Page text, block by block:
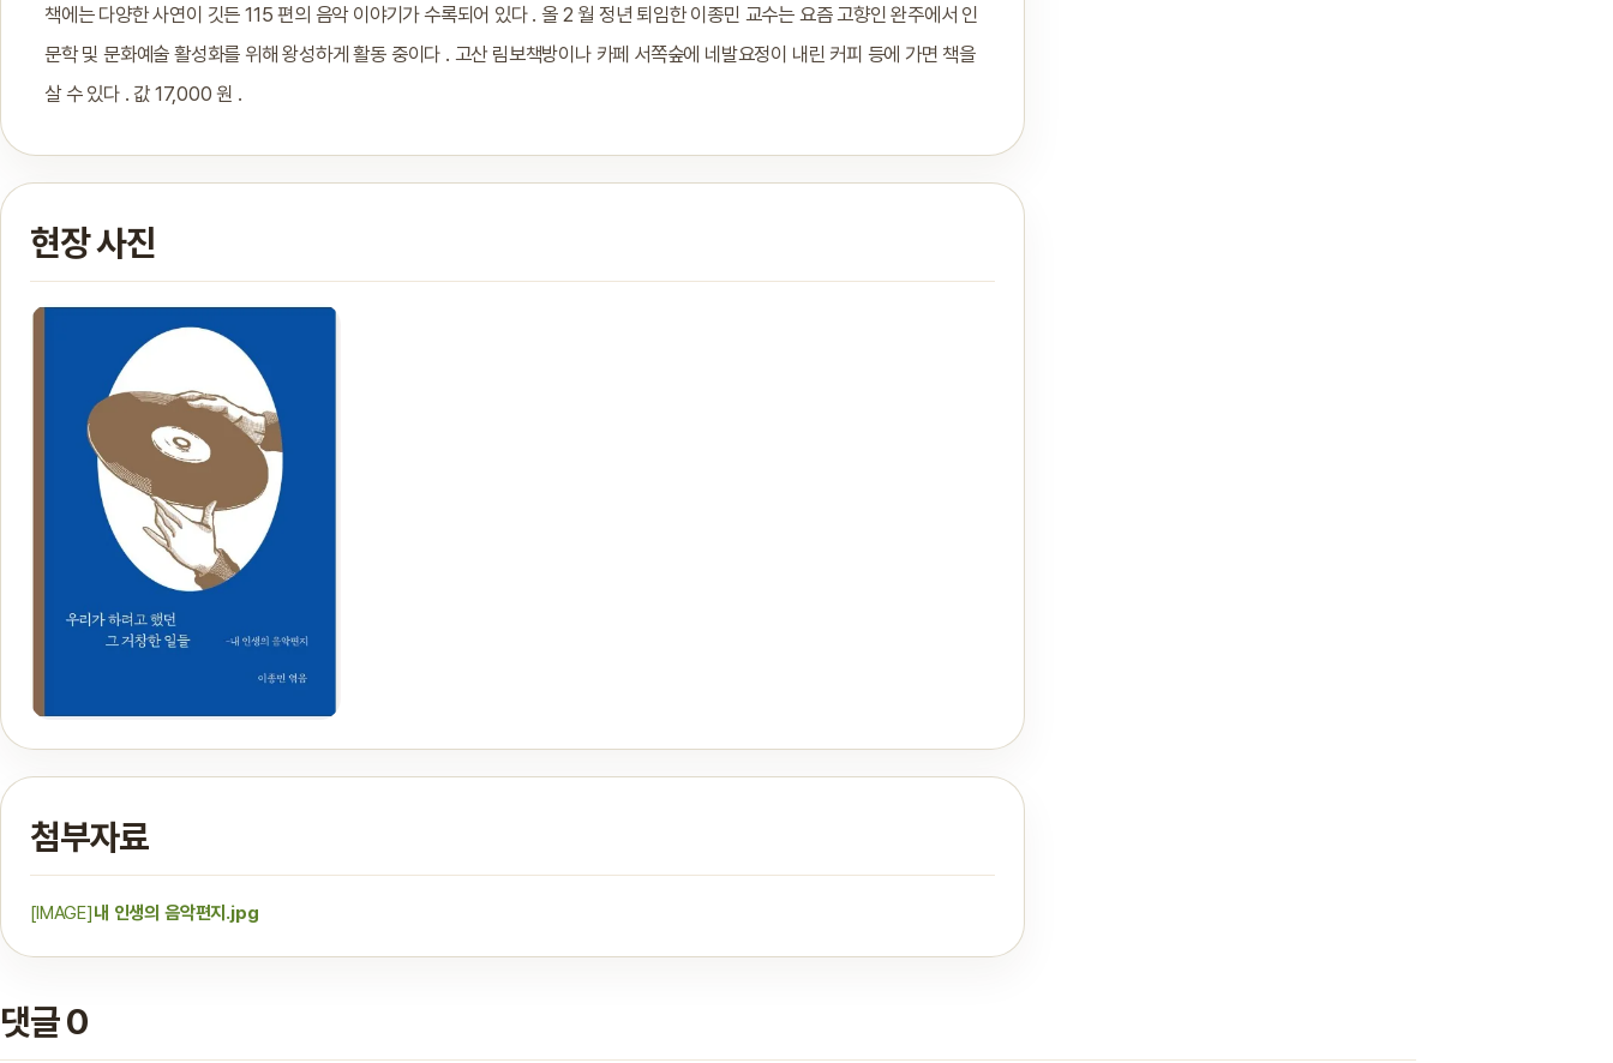
책에는 다양한 사연이 깃든 115 편의 음악 이야기가 수록되어 있다 . 올 2 월 정년 퇴임한 이종민 교수는 요즘 고향인 완주에서 인
문학 및 문화예술 활성화를 위해 왕성하게 활동 중이다 . 고산 림보책방이나 카페 서쪽숲에 네발요정이 내린 커피 등에 가면 책을
살 수 있다 . 값 17,000 원 .
현장 사진
첨부자료
[IMAGE]내 인생의 음악편지.jpg
댓글 0